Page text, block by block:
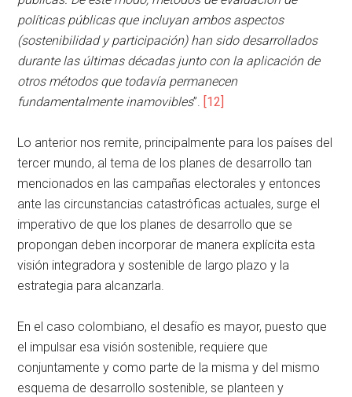
políticas públicas que incluyan ambos aspectos
(sostenibilidad y participación) han sido desarrollados
durante las últimas décadas junto con la aplicación de
otros métodos que todavía permanecen
fundamentalmente inamovibles”. [12]
Lo anterior nos remite, principalmente para los países del
tercer mundo, al tema de los planes de desarrollo tan
mencionados en las campañas electorales y entonces
ante las circunstancias catastróficas actuales, surge el
imperativo de que los planes de desarrollo que se
propongan deben incorporar de manera explícita esta
visión integradora y sostenible de largo plazo y la
estrategia para alcanzarla.
En el caso colombiano, el desafío es mayor, puesto que
el impulsar esa visión sostenible, requiere que
conjuntamente y como parte de la misma y del mismo
esquema de desarrollo sostenible, se planteen y